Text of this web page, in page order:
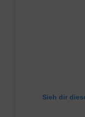
Sieh dir